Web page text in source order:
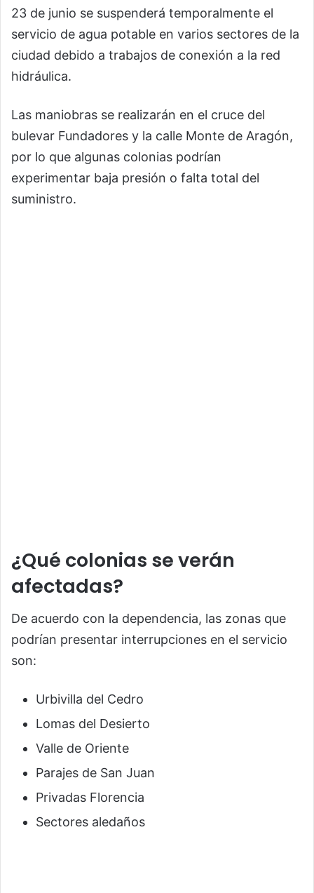
23 de junio se suspenderá temporalmente el
servicio de agua potable en varios sectores de la
ciudad debido a trabajos de conexión a la red
hidráulica.
Las maniobras se realizarán en el cruce del
bulevar Fundadores y la calle Monte de Aragón,
por lo que algunas colonias podrían
experimentar baja presión o falta total del
suministro.
¿Qué colonias se verán
afectadas?
De acuerdo con la dependencia, las zonas que
podrían presentar interrupciones en el servicio
son:
Urbivilla del Cedro
Lomas del Desierto
Valle de Oriente
Parajes de San Juan
Privadas Florencia
Sectores aledaños